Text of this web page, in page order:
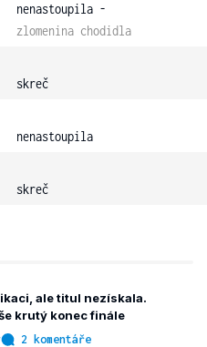
nenastoupila -
zlomenina chodidla
skreč
nenastoupila
skreč
ale titul nezískala.
krutý konec finále
2 komentáře